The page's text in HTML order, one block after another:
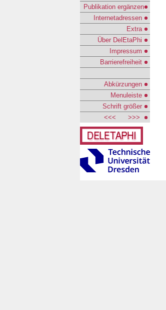
Publikation ergänzen
Internetadressen
Extra
Über DelEtaPhi
Impressum
Barrierefreiheit
Abkürzungen
Menuleiste
Schrift größer
<<<
>>>